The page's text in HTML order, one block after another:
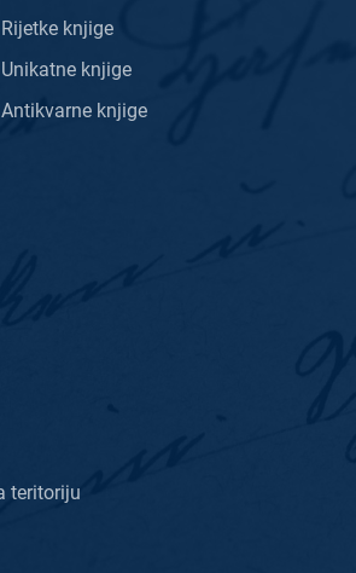
Rijetke knjige
Unikatne knjige
Antikvarne knjige
teritoriju